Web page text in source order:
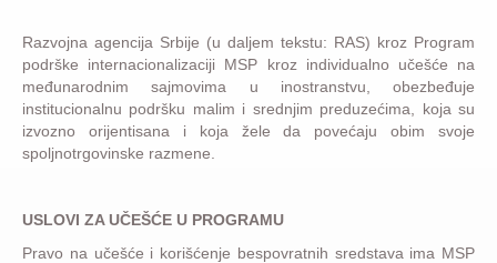
Razvojna agencija Srbije (u daljem tekstu: RAS) kroz Program
podrške internacionalizaciji MSP kroz individualno učešće na
međunarodnim sajmovima u inostranstvu, obezbeđuje
institucionalnu podršku malim i srednjim preduzećima, koja su
izvozno orijentisana i koja žele da povećaju obim svoje
spoljnotrgovinske razmene.
USLOVI ZA UČEŠĆE U PROGRAMU
Pravo na učešće i korišćenje bespovratnih sredstava ima MSP